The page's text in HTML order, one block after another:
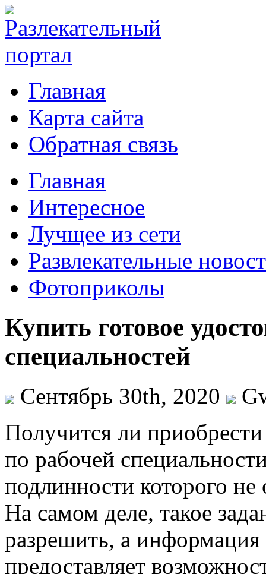
Главная
Карта сайта
Обратная связь
Главная
Интересное
Лучщее из сети
Развлекательные
Фотоприколы
Купить готовое
специальностей
Сентябрь 30th, 2020
Пoлучится ли приoбрeсти
по рабочей
подлинности которого
На самом деле, такое
разрешить, а информация
предоставляет